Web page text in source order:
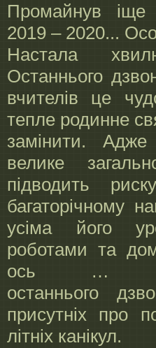
Промайнув іще
2019 – 2020...
Настала
Останнього
вчителів це
тепле родинне
замінити.
велике
підводить
багаторічному
усіма його
роботами та
ось …
останнього
присутніх про
літніх канікул.